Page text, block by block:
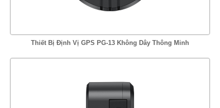
Thiết Bị Định Vị GPS PG-13 Không Dây Thông Minh